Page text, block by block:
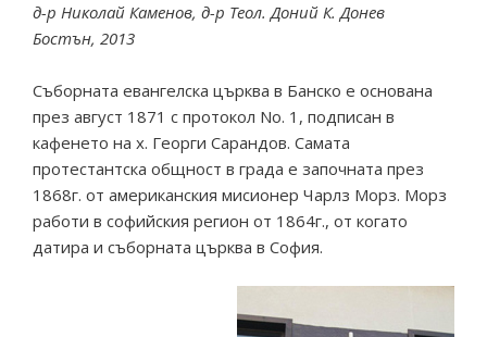
д-р Николай Каменов, д-р Теол. Доний К. Донев
Бостън, 2013
Съборната евангелска църква в Банско е основана
през август 1871 с протокол No. 1, подписан в
кафенето на х. Георги Сарандов. Самата
протестантска общност в града е започната през
1868г. от американския мисионер Чарлз Морз. Морз
работи в софийския регион от 1864г., от когато
датира и съборната църква в София.